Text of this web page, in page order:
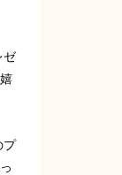
ゼ
プ